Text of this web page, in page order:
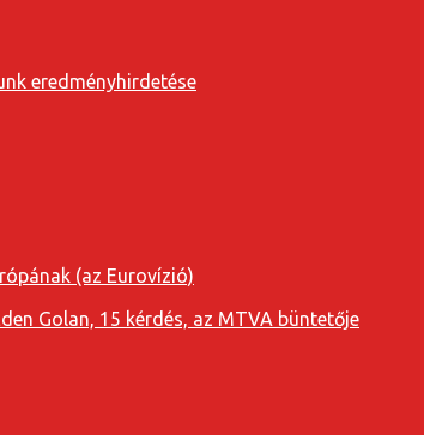
eredményhirdetése
(az Eurovízió)
Golan, 15 kérdés, az MTVA büntetője